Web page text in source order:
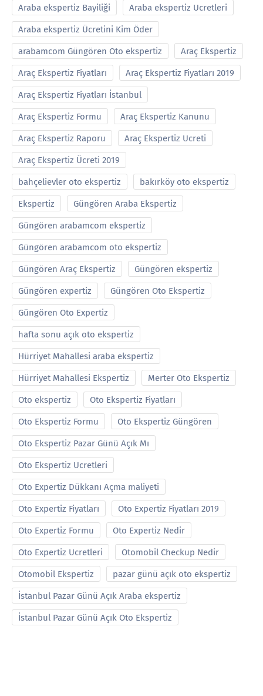
Araba ekspertiz Bayiliği Araba ekspertiz Ucretleri
Araba ekspertiz Ücretini Kim Öder
arabamcom Güngören Oto ekspertiz Araç Ekspertiz
Araç Ekspertiz Fiyatları Araç Ekspertiz Fiyatları 2019
Araç Ekspertiz Fiyatları İstanbul
Araç Ekspertiz Formu Araç Ekspertiz Kanunu
Araç Ekspertiz Raporu Araç Ekspertiz Ucreti
Araç Ekspertiz Ücreti 2019
bahçelievler oto ekspertiz bakırköy oto ekspertiz
Ekspertiz Güngören Araba Ekspertiz
Güngören arabamcom ekspertiz
Güngören arabamcom oto ekspertiz
Güngören Araç Ekspertiz Güngören ekspertiz
Güngören expertiz Güngören Oto Ekspertiz
Güngören Oto Expertiz
hafta sonu açık oto ekspertiz
Hürriyet Mahallesi araba ekspertiz
Hürriyet Mahallesi Ekspertiz Merter Oto Ekspertiz
Oto ekspertiz Oto Ekspertiz Fiyatları
Oto Ekspertiz Formu Oto Ekspertiz Güngören
Oto Ekspertiz Pazar Günü Açık Mı
Oto Ekspertiz Ucretleri
Oto Expertiz Dükkanı Açma maliyeti
Oto Expertiz Fiyatları Oto Expertiz Fiyatları 2019
Oto Expertiz Formu Oto Expertiz Nedir
Oto Expertiz Ucretleri Otomobil Checkup Nedir
Otomobil Ekspertiz pazar günü açık oto ekspertiz
İstanbul Pazar Günü Açık Araba ekspertiz
İstanbul Pazar Günü Açık Oto Ekspertiz